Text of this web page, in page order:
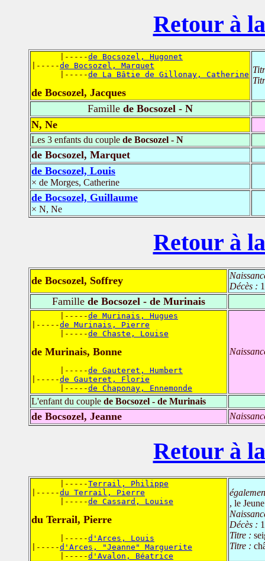
Retour à
      |-----
de Bocsozel, Hugonet
|-----de Bocsozel, Marquet
      |-----
de La Bâtie de Gillonay, Catherine
de Bocsozel, Jacques
Famille de Bocsozel - N
N, Ne
Les 3 enfants du couple de Bocsozel - N
de Bocsozel, Marquet
de Bocsozel, Louis
× de Morges, Catherine
de Bocsozel, Guillaume
× N, Ne
Retour à
de Bocsozel, Soffrey
Décès :
Famille de Bocsozel - de Murinais
      |-----
de Murinais, Hugues
|-----de Murinais, Pierre
      |-----
de Chaste, Louise
de Murinais, Bonne
      |-----
de Gauteret, Humbert
|-----de Gauteret, Florie
      |-----
de Chaponay, Ennemonde
L'enfant du couple de Bocsozel - de Murinais
de Bocsozel, Jeanne
Retour à
      |-----
Terrail, Philippe
|-----du Terrail, Pierre
      |-----
de Cassard, Louise
du Terrail, Pierre
      |-----
d'Arces, Louis
|-----d'Arces, "Jeanne" Marguerite
      |-----
d'Avalon, Béatrice
, le Jeune
Décès :
Titre :
Titre :